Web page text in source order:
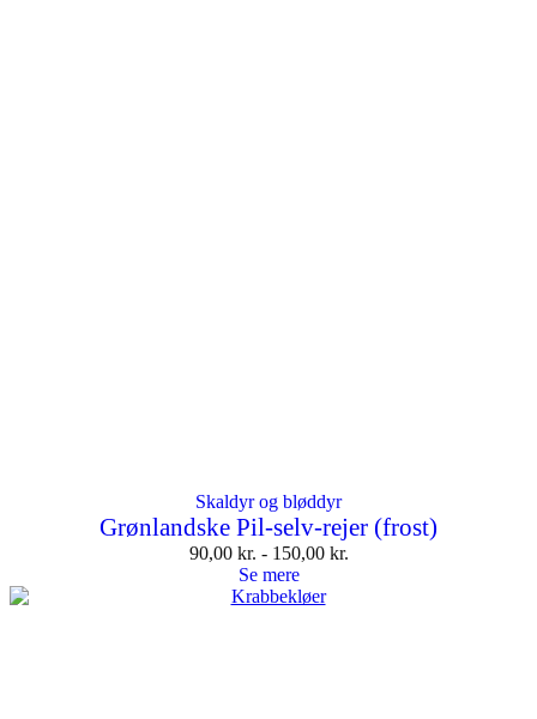
Skaldyr og bløddyr
Grønlandske Pil-selv-rejer (frost)
90,00 kr. - 150,00 kr.
Se mere